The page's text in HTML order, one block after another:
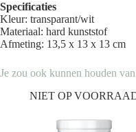
Specificaties
Kleur: transparant/wit
Materiaal: hard kunststof
Afmeting: 13,5 x 13 x 13 cm
Je zou ook kunnen houden
NIET OP